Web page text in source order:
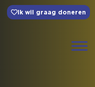
Ik wil graag doneren